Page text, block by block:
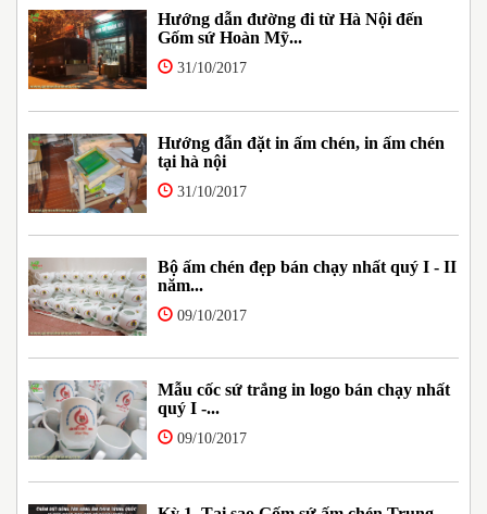
Hướng dẫn đường đi từ Hà Nội đến
Gốm sứ Hoàn Mỹ...
31/10/2017
Hướng đẫn đặt in ấm chén, in ấm chén
tại hà nội
31/10/2017
Bộ ấm chén đẹp bán chạy nhất quý I - II
năm...
09/10/2017
Mẫu cốc sứ trắng in logo bán chạy nhất
quý I -...
09/10/2017